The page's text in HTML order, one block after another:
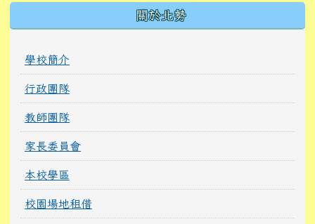
關於北勢
學校簡介
行政團隊
教師團隊
家長委員會
本校學區
校園場地租借